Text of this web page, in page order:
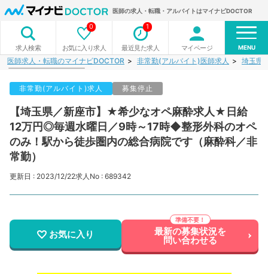
医師の求人・転職・アルバイトはマイナビDOCTOR
求人検索 お気に入り求人
0
最近見た求人
1
マイページ MENU
医師求人・転職のマイナビDOCTOR 非常勤(アルバイト)医師求人 埼玉県
非常勤(アルバイト)求人 募集停止
【埼玉県／新座市】★希少なオペ麻酔求人★日給
12万円◎毎週水曜日／9時～17時◆整形外科のオペ
のみ！駅から徒歩圏内の総合病院です（麻酔科／非
常勤）
更新日 : 2023/12/22求人No : 689342
お気に入り 最新の募集状況を
問い合わせる